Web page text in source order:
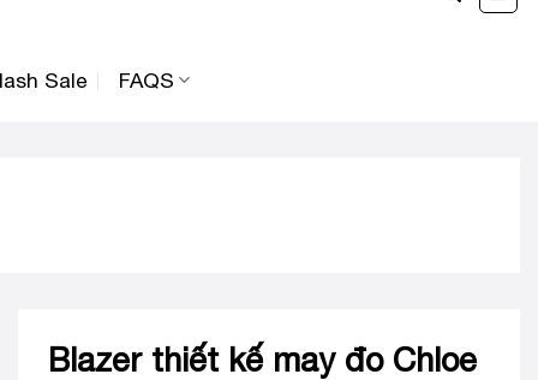
Sale FAQS
Blazer thiết kế may đo Chloe